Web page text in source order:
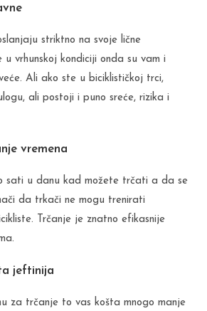
striktno na svoje lične
u vrhunskoj kondiciji onda su vam i
Ali ako ste u biciklističkoj trci,
ali postoji i puno sreće, rizika i
vremena
sati u danu kad možete trčati a da se
da trkači ne mogu trenirati
Trčanje je znatno efikasnije
jeftinija
za trčanje to vas košta mnogo manje